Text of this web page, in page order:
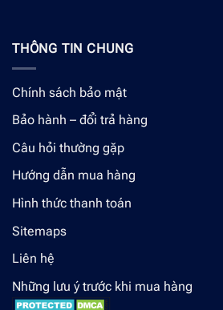
THÔNG TIN CHUNG
Chính sách bảo mật
Bảo hành – đổi trả hàng
Câu hỏi thường gặp
Hướng dẫn mua hàng
Hình thức thanh toán
Sitemaps
Liên hệ
Những lưu ý trước khi mua hàng